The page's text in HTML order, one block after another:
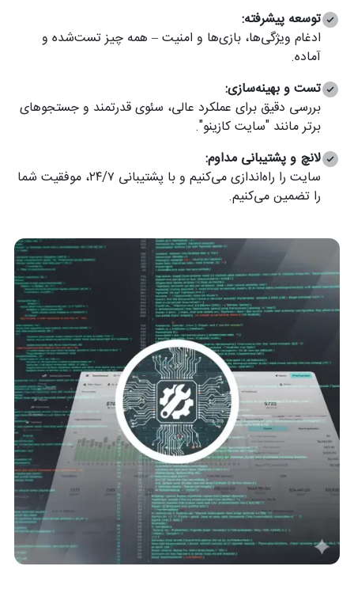
توسعه پیشرفته:
ادغام ویژگی‌ها، بازی‌ها و امنیت – همه چیز تست‌شده و
آماده.
تست و بهینه‌سازی:
بررسی دقیق برای عملکرد عالی، سئوی قدرتمند و جستجوهای
برتر مانند "سایت کازینو".
لانچ و پشتیبانی مداوم:
سایت را راه‌اندازی می‌کنیم و با پشتیبانی ۲۴/۷، موفقیت شما
را تضمین می‌کنیم.